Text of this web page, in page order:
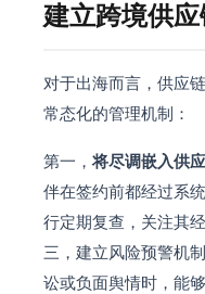
建立跨境供
对于出海而言，供应
常态化的管理机制：
第一，将尽调嵌入供
伴在签约前都经过系
行定期复查，关注其
三，建立风险预警机
讼或负面舆情时，能